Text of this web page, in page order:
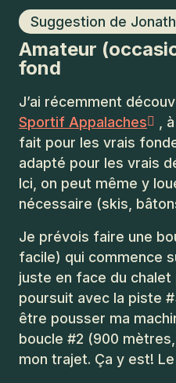
Suggestion de
Amateur
fond
J’ai récemment
Sportif Appalaches
,
fait pour les vrais
adapté pour les vrais
Ici, on peut même y
nécessaire (skis,
Je prévois faire une
facile) qui commence
juste en face du chalet
poursuit avec la piste
être pousser ma
boucle #2 (900
mon trajet. Ça y est!